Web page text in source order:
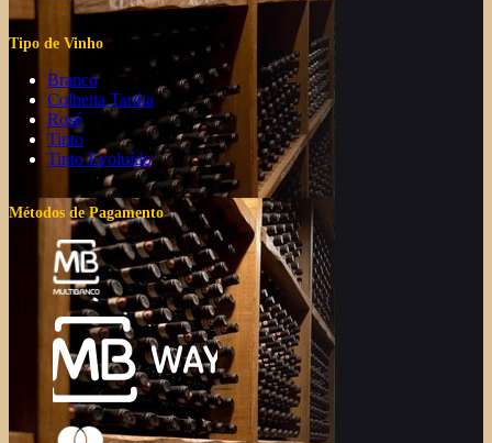
Tipo de Vinho
Branco
Colheita Tardia
Rosé
Tinto
Tinto Evoluído
Métodos de Pagamento